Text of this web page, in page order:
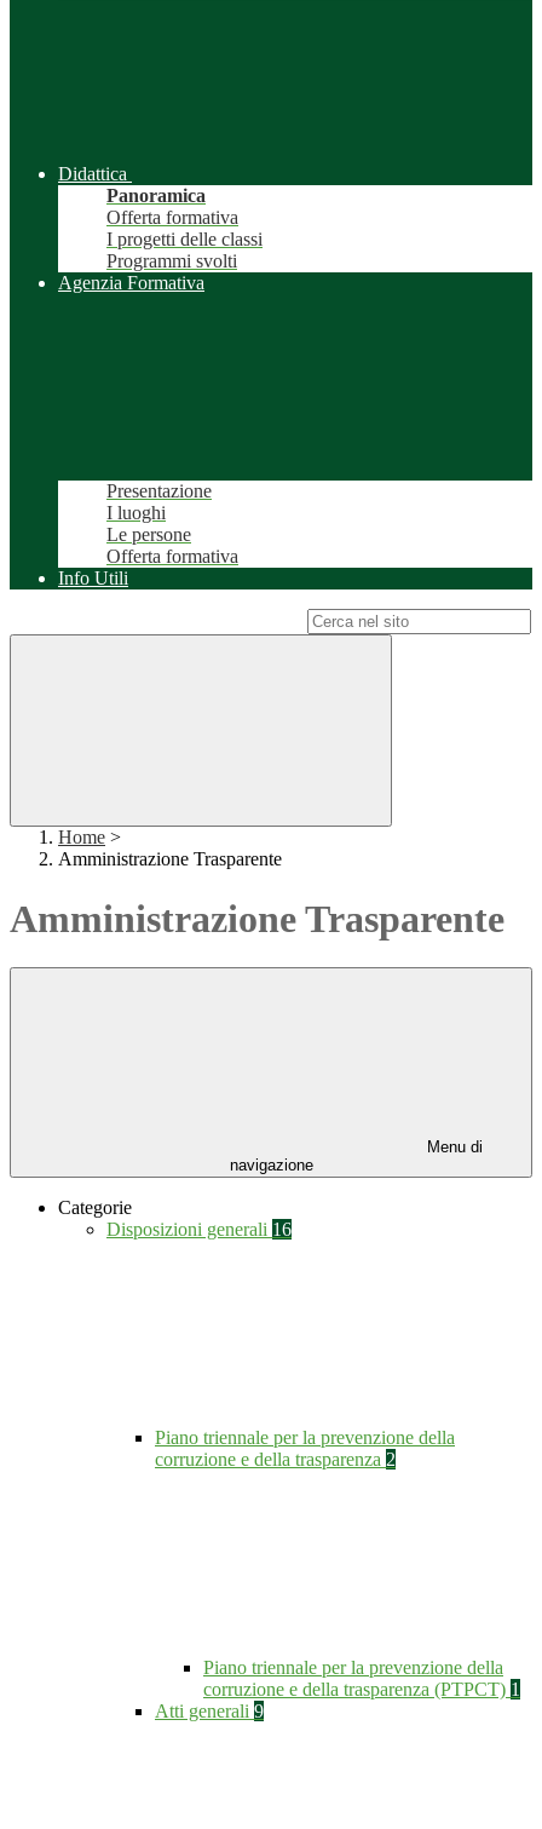
Didattica
Panoramica
Offerta formativa
I progetti delle classi
Programmi svolti
Agenzia Formativa
Presentazione
I luoghi
Le persone
Offerta formativa
Info Utili
Home >
Amministrazione Trasparente
Amministrazione Trasparente
Menu di
navigazione
Categorie
Disposizioni generali 16
Piano triennale per la prevenzione della
corruzione e della trasparenza 2
Piano triennale per la prevenzione della
corruzione e della trasparenza (PTPCT) 1
Atti generali 9